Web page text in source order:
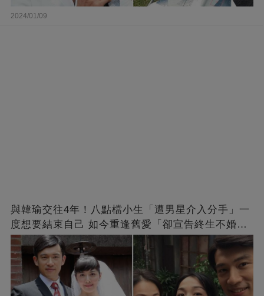
2024/01/09
與韓瑜交往4年！八點檔小生「遭男星介入分手」一
度想要結束自己 如今重逢舊愛「卻宣告終生不婚」
原因曝光